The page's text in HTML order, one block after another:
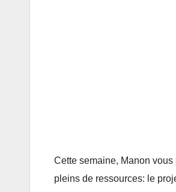
Cette semaine, Manon
pleins de ressources: le